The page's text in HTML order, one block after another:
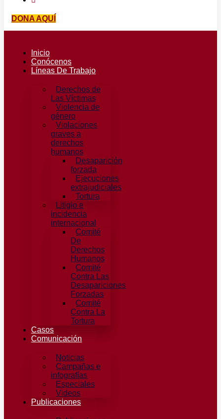
DONA AQUÍ
Inicio
Conócenos
Líneas De Trabajo
Derechos de
Las Víctimas
Violencia de
género
Violaciones
graves a
derechos
humanos
Desaparición
forzada​
Ejecuciones
extrajudiciales
Tortura
Litigio e
incidencia
internacional
Comité
De
Derechos
Humanos​
Comité
Contra Las
Desapariciones
Forzadas
Comité
Contra La
Tortura​
Casos
Comunicación
Noticias
Campañas e
infografías
Especiales
Videos
Publicaciones